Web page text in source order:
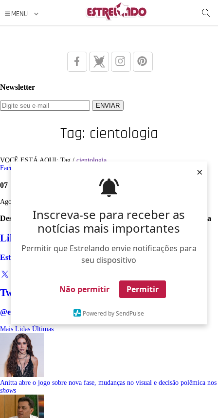
Inscreva-se para receber as
notícias mais importantes
Permitir que Estrelando envie notificações para
seu dispositivo
Não permitir Permitir
Powered by SendPulse
×
Newsletter
Tag: cientologia
VOCÊ ESTÁ AQUI: Tag / cientologia
Facebook
07
Ago
Desculpe, não foi encontrado nenhum registro sobre: cientologia
Like
Estrelando
Twitter
@estrelando
Mais Lidas Últimas
Anitta abre o jogo sobre nova fase, mudanças no visual e decisão polêmica nos
shows